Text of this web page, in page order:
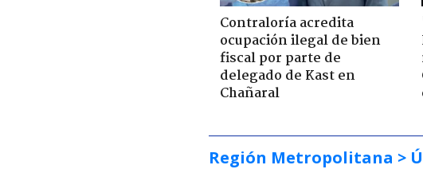
Contraloría acredita
ocupación ilegal de bien
fiscal por parte de
delegado de Kast en
Chañaral
Región Metropolitana >